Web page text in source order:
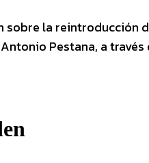
la reintroducción
Pestana, a través